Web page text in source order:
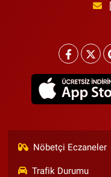
Nöbetçi Eczaneler
Trafik Durumu